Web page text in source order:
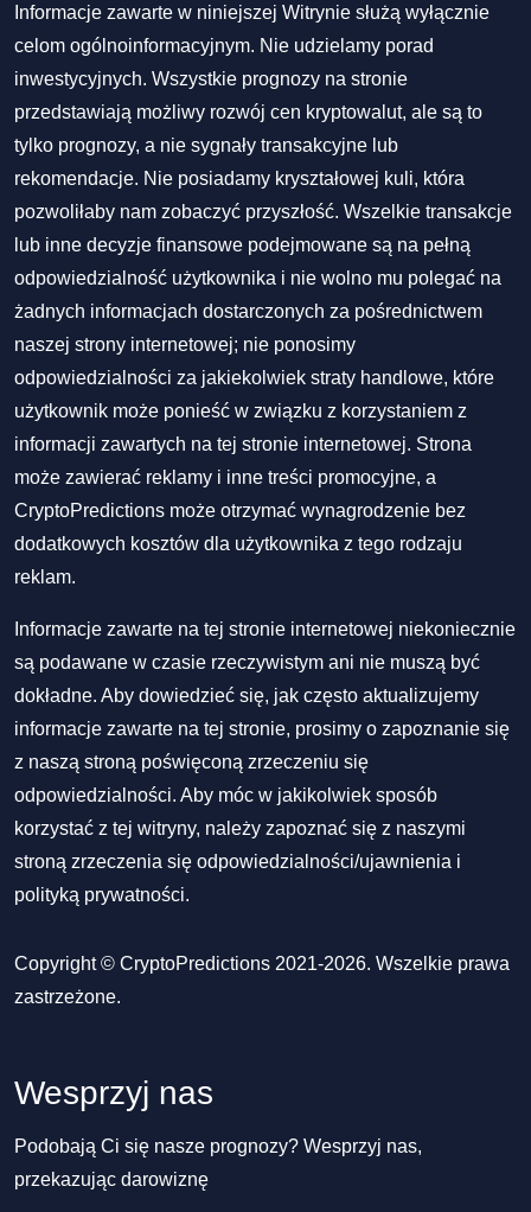
Informacje zawarte w niniejszej Witrynie służą wyłącznie
celom ogólnoinformacyjnym. Nie udzielamy porad
inwestycyjnych. Wszystkie prognozy na stronie
przedstawiają możliwy rozwój cen kryptowalut, ale są to
tylko prognozy, a nie sygnały transakcyjne lub
rekomendacje. Nie posiadamy kryształowej kuli, która
pozwoliłaby nam zobaczyć przyszłość. Wszelkie transakcje
lub inne decyzje finansowe podejmowane są na pełną
odpowiedzialność użytkownika i nie wolno mu polegać na
żadnych informacjach dostarczonych za pośrednictwem
naszej strony internetowej; nie ponosimy
odpowiedzialności za jakiekolwiek straty handlowe, które
użytkownik może ponieść w związku z korzystaniem z
informacji zawartych na tej stronie internetowej. Strona
może zawierać reklamy i inne treści promocyjne, a
CryptoPredictions może otrzymać wynagrodzenie bez
dodatkowych kosztów dla użytkownika z tego rodzaju
reklam.
Informacje zawarte na tej stronie internetowej niekoniecznie
są podawane w czasie rzeczywistym ani nie muszą być
dokładne. Aby dowiedzieć się, jak często aktualizujemy
informacje zawarte na tej stronie, prosimy o zapoznanie się
z naszą stroną poświęconą zrzeczeniu się
odpowiedzialności. Aby móc w jakikolwiek sposób
korzystać z tej witryny, należy zapoznać się z naszymi
stroną zrzeczenia się odpowiedzialności/ujawnienia i
polityką prywatności.
Copyright © CryptoPredictions 2021-2026. Wszelkie prawa
zastrzeżone.
Wesprzyj nas
Podobają Ci się nasze prognozy? Wesprzyj nas,
przekazując darowiznę